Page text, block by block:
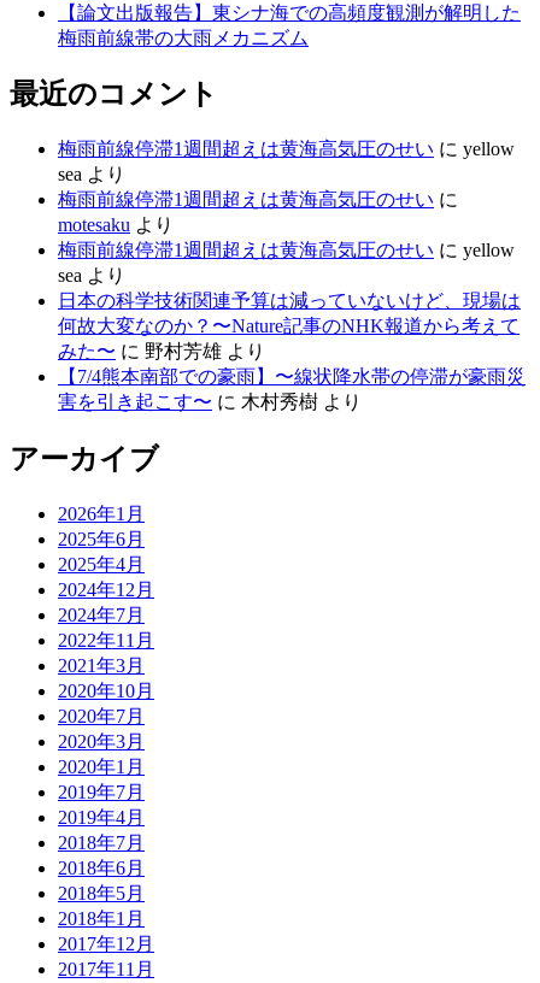
【論文出版報告】東シナ海での高頻度観測が解明した
梅雨前線帯の大雨メカニズム
最近のコメント
梅雨前線停滞1週間超えは黄海高気圧のせい に yellow
sea より
梅雨前線停滞1週間超えは黄海高気圧のせい に
motesaku より
梅雨前線停滞1週間超えは黄海高気圧のせい に yellow
sea より
日本の科学技術関連予算は減っていないけど、現場は
何故大変なのか？〜Nature記事のNHK報道から考えて
みた〜 に 野村芳雄 より
【7/4熊本南部での豪雨】〜線状降水帯の停滞が豪雨災
害を引き起こす〜 に 木村秀樹 より
アーカイブ
2026年1月
2025年6月
2025年4月
2024年12月
2024年7月
2022年11月
2021年3月
2020年10月
2020年7月
2020年3月
2020年1月
2019年7月
2019年4月
2018年7月
2018年6月
2018年5月
2018年1月
2017年12月
2017年11月